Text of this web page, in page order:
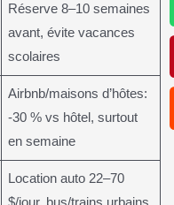
Réserve 8–10 semaines
avant, évite vacances
scolaires
Airbnb/maisons d’hôtes:
-30 % vs hôtel, surtout
en semaine
Location auto 22–70
$/jour, bus/trains urbains